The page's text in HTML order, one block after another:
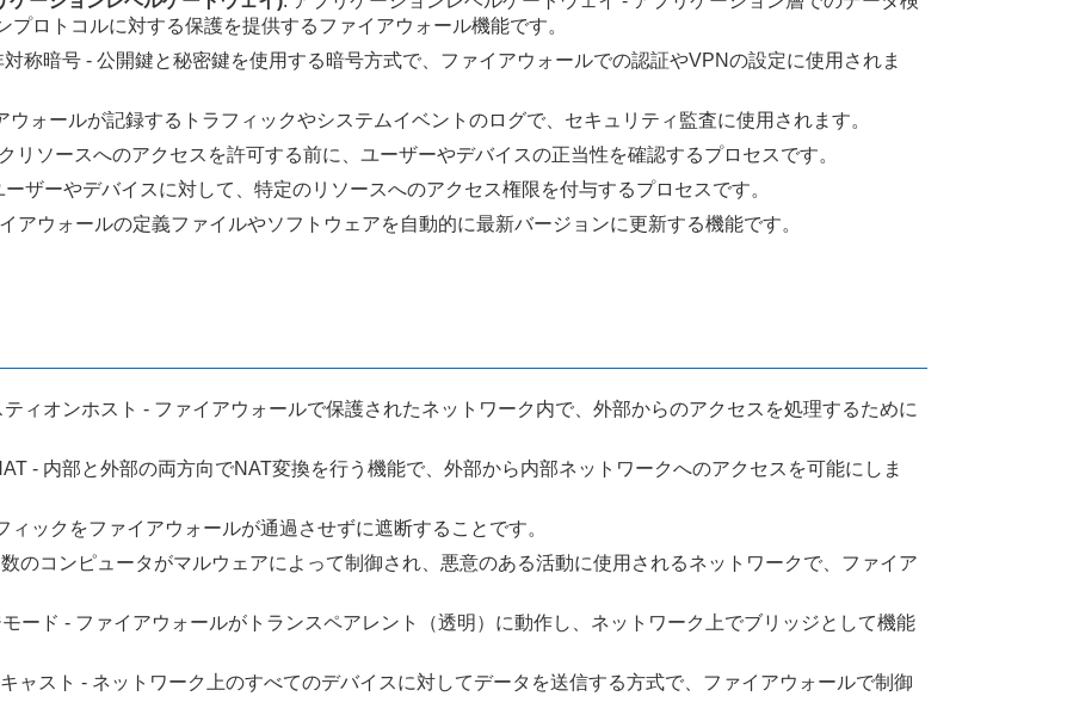
ロトコルに対する保護を提供するファイアウォール機能です。
対称暗号 - 公開鍵と秘密鍵を使用する暗号方式で、ファイアウォールでの認証やVPNの設定に使用されま
ウォールが記録するトラフィックやシステムイベントのログで、セキュリティ監査に使用されます。
リソースへのアクセスを許可する前に、ユーザーやデバイスの正当性を確認するプロセスです。
ザーやデバイスに対して、特定のリソースへのアクセス権限を付与するプロセスです。
アウォールの定義ファイルやソフトウェアを自動的に最新バージョンに更新する機能です。
ティオンホスト - ファイアウォールで保護されたネットワーク内で、外部からのアクセスを処理するために
- 内部と外部の両方向でNAT変換を行う機能で、外部から内部ネットワークへのアクセスを可能にしま
ィックをファイアウォールが通過させずに遮断することです。
のコンピュータがマルウェアによって制御され、悪意のある活動に使用されるネットワークで、ファイア
ード - ファイアウォールがトランスペアレント（透明）に動作し、ネットワーク上でブリッジとして機能
ャスト - ネットワーク上のすべてのデバイスに対してデータを送信する方式で、ファイアウォールで制御